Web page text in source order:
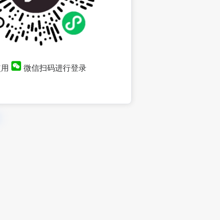
微信扫码进行登录